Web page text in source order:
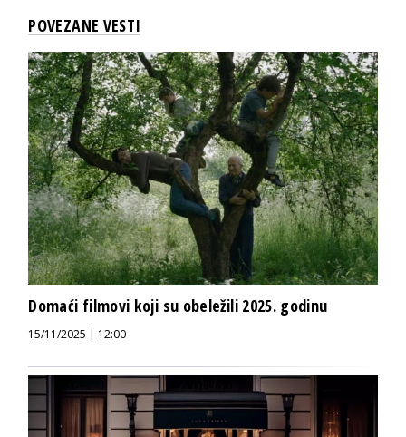
POVEZANE VESTI
Domaći filmovi koji su obeležili 2025. godinu
15/11/2025 | 12:00